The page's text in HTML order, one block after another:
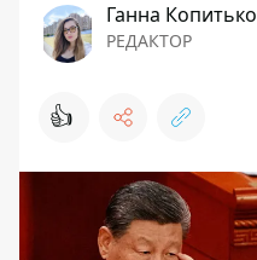
Ганна Копитько
РЕДАКТОР
👍